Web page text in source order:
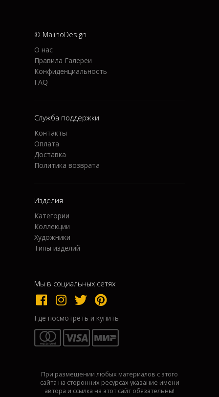
© MalinoDesign
О нас
Правила Галереи
Конфиденциальность
FAQ
Служба поддержки
Контакты
Оплата
Доставка
Политика возврата
Изделия
Категории
Коллекции
Художники
Типы изделий
Мы в социальных сетях
Где посмотреть и купить
При размещении любых материалов с этого
сайта на сторонних ресурсах указание имени
автора и ссылка на этот сайт обязательны!